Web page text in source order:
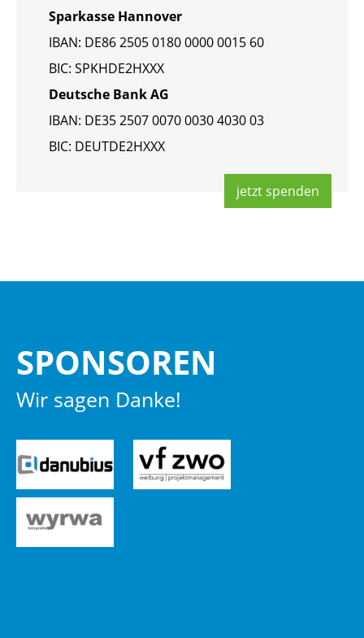
Spar­kas­se Han­no­ver
IBAN: DE86 2505 0180 0000 0015 60
BIC: SPKHDE2HXXX
Deut­sche Bank AG
IBAN: DE35 2507 0070 0030 4030 03
BIC: DEUT­DE2HXXX
jetzt spen­den
SPON­SO­REN
Wir sagen Danke!